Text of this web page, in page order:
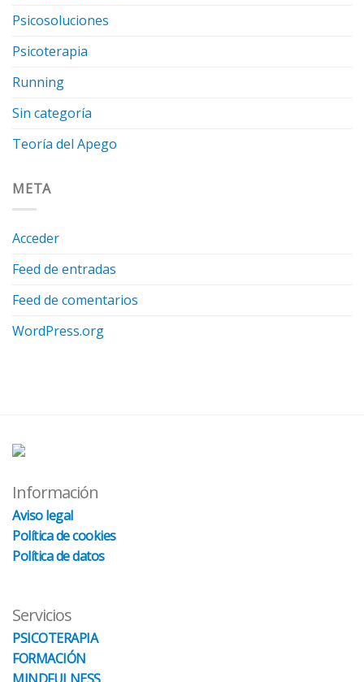
Psicosoluciones
Psicoterapia
Running
Sin categoría
Teoría del Apego
META
Acceder
Feed de entradas
Feed de comentarios
WordPress.org
Información
Aviso legal
Política de cookies
Política de datos
Servicios
PSICOTERAPIA
FORMACIÓN